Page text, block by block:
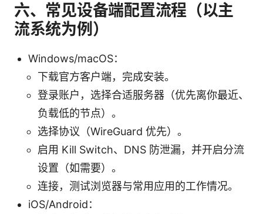
六、常见设备端配置流程（以主
流系统为例）
Windows/macOS：
下载官方客户端，完成安装。
登录账户，选择合适服务器（优先离你最近、
负载低的节点）。
选择协议（WireGuard 优先）。
启用 Kill Switch、DNS 防泄漏，并开启分流
设置（如需要）。
连接，测试浏览器与常用应用的工作情况。
iOS/Android：